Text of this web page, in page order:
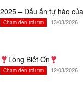
2025 – Dấu ấn tự hào
Chạm đến trái tim 13/03/2026
Lòng Biết Ơn
Chạm đến trái tim 12/03/2026